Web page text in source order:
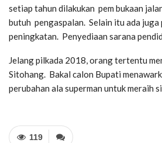
setiap tahun dilakukan pem bukaan
butuh pengaspalan. Selain itu ada juga
peningkatan. Penyediaan sarana
Jelang pilkada 2018, orang tertentu
Sitohang. Bakal calon Bupati
perubahan ala superman untuk meraih
119